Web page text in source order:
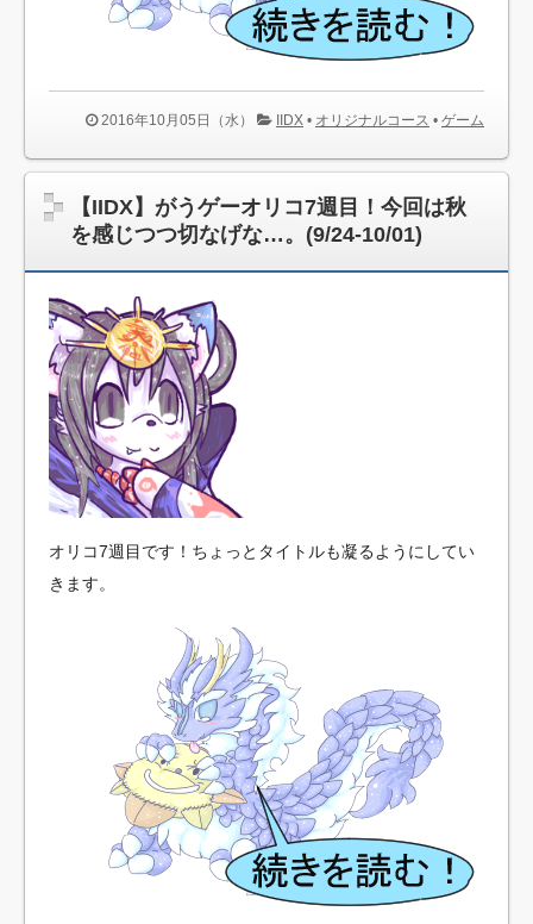
2016年10月05日（水） IIDX • オリジナルコース • ゲーム
【IIDX】がうゲーオリコ7週目！今回は秋
を感じつつ切なげな…。(9/24-10/01)
オリコ7週目です！ちょっとタイトルも凝るようにしてい
きます。